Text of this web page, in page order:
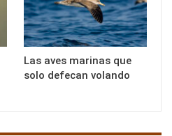
Las aves marinas que
solo defecan volando